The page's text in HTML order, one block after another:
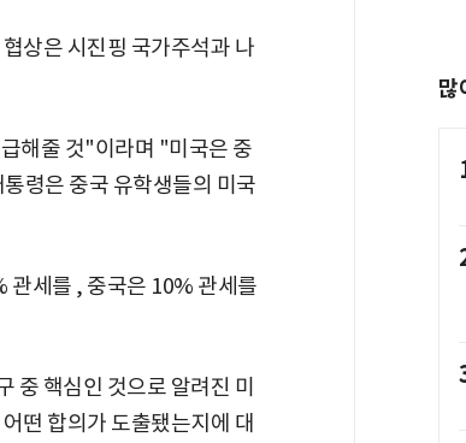
상은 시진핑 국가주석과 나
해줄 것"이라며 "미국은 중
령은 중국 유학생들의 미국
관세를 , 중국은 10% 관세를
중 핵심인 것으로 알려진 미
떤 합의가 도출됐는지에 대
많